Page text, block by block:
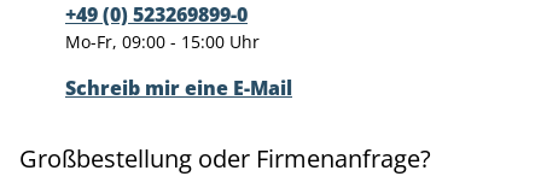
+49 (0) 523269899-0
Mo-Fr, 09:00 - 15:00 Uhr
Schreib mir eine E-Mail
Großbestellung oder Firmenanfrage?